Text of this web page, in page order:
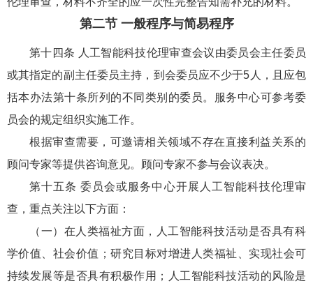
第二节 一般程序与简易程序
第十四条 人工智能科技伦理审查会议由委员会主任委员
或其指定的副主任委员主持，到会委员应不少于5人，且应包
括本办法第十条所列的不同类别的委员。服务中心可参考委
员会的规定组织实施工作。
根据审查需要，可邀请相关领域不存在直接利益关系的
顾问专家等提供咨询意见。顾问专家不参与会议表决。
第十五条 委员会或服务中心开展人工智能科技伦理审
查，重点关注以下方面：
（一）在人类福祉方面，人工智能科技活动是否具有科
学价值、社会价值；研究目标对增进人类福祉、实现社会可
持续发展等是否具有积极作用；人工智能科技活动的风险是